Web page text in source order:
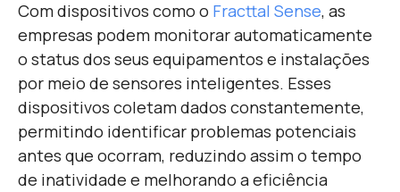
Com dispositivos como o Fracttal Sense, as
empresas podem monitorar automaticamente
o status dos seus equipamentos e instalações
por meio de sensores inteligentes. Esses
dispositivos coletam dados constantemente,
permitindo identificar problemas potenciais
antes que ocorram, reduzindo assim o tempo
de inatividade e melhorando a eficiência